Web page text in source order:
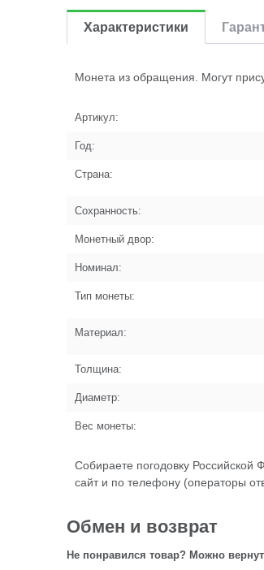
Характеристики
Монета из обращения. Могут
Артикул:
Год:
Страна:
Сохранность:
Монетный двор:
Номинал:
Тип монеты:
Материал:
Толщина:
Диаметр:
Вес монеты:
Собираете погодовку
сайт и по телефону (операторы
Обмен и возврат
Не понравился товар? Можно